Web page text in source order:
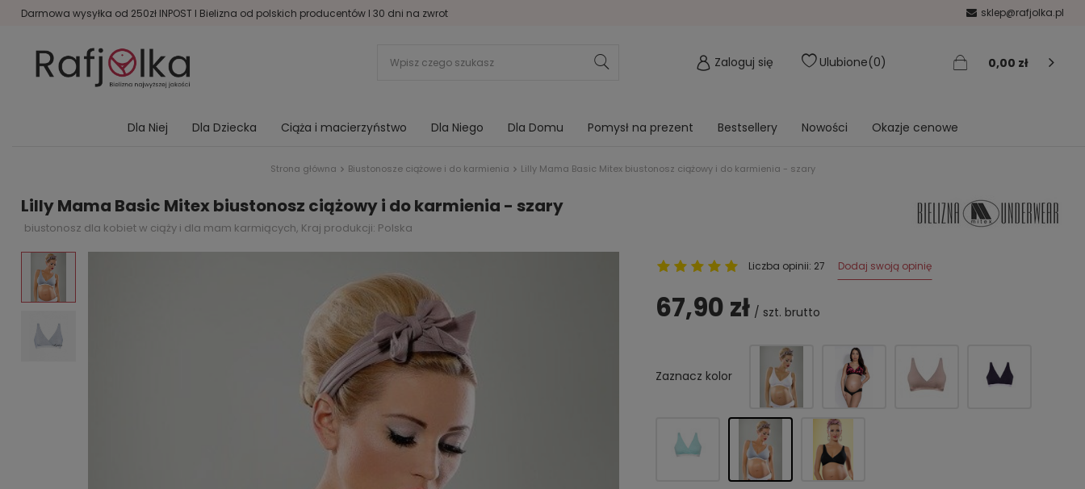
Darmowa wysyłka od 250zł INPOST I Bielizna od polskich producentów I 30 dni na zwrot sklep@rafjolka.pl
Zaloguj się Ulubione 0 0,00 zł
Dla Niej Dla Dziecka Ciąża i macierzyństwo Dla Niego Dla Domu Pomysł na prezent Bestsellery Nowości Okazje cenowe
Strona główna Biustonosze ciążowe i do karmienia Lilly Mama Basic Mitex biustonosz ciążowy i do karmienia - szary
Lilly Mama Basic Mitex biustonosz ciążowy i do karmienia - szary
biustonosz dla kobiet w ciąży i dla mam karmiących, Kraj produkcji: Polska
Liczba opinii: 27 Dodaj swoją opinię
67,90 zł / szt. brutto
Zaznacz kolor